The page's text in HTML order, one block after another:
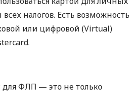
налогов. Есть возможность
или цифровой (Virtual)
для ФЛП — это не только